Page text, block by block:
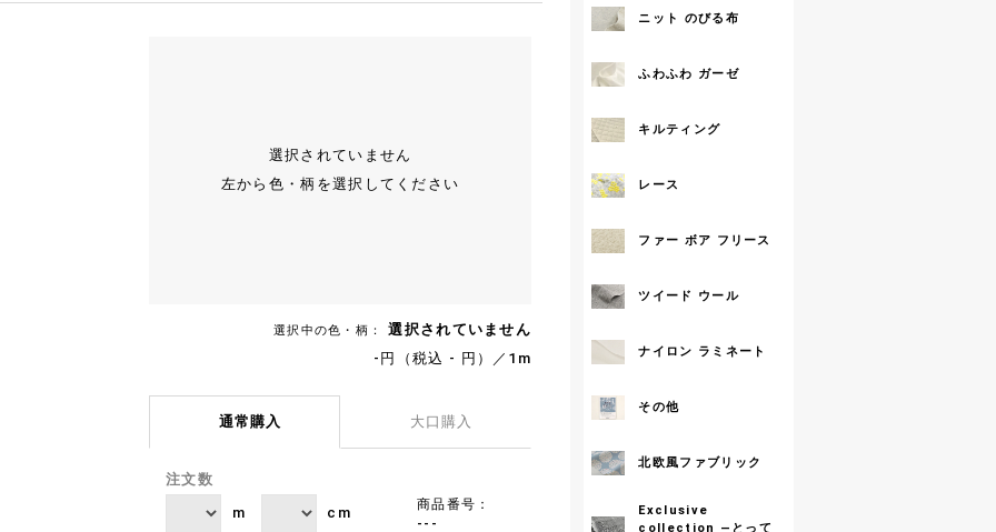
選択されていません
左から色・柄を選択してください
選択中の色・柄：
選択されていません
-円（税込 - 円）／1m
通常購入 大口購入
注文数
m cm
商品番号：
---
ニット のびる布
ふわふわ ガーゼ
キルティング
レース
ファー ボア フリース
ツイード ウール
ナイロン ラミネート
その他
北欧風ファブリック
Exclusive
collection ―とって